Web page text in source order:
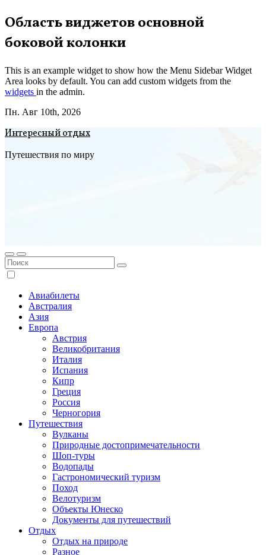
Перейти
к
содержимому
Область виджетов основной
боковой колонки
This is an example widget to show how the Menu Sidebar Widget
Area looks by default. You can add custom widgets from the
widgets in the admin.
Пн. Авг 10th, 2026
Интересный отдых
Путешествия по миру
Авиабилеты
Австралия
Азия
Европа
Австрия
Великобритания
Италия
Испания
Кипр
Греция
Россия
Черногория
Путешествия
Вулканы
Природные достопримечательности
Шоп-туры
Водопады
Гастрономический туризм
Поход
Велотуризм
Объекты Юнеско
Документы для путешествий
Отдых
Отдых на природе
Разное